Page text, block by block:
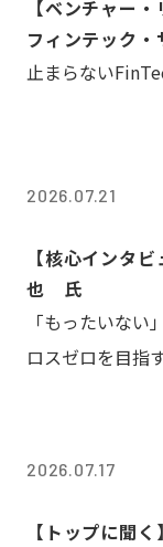
【ベンチャー
フィンテック
止まらない
2026.07.21
【核心インタ
也 氏
「もったいな
ロスゼロを目指
2026.07.17
【トップに聞